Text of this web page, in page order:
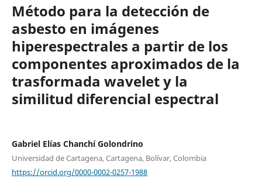
Método para la detección de
asbesto en imágenes
hiperespectrales a partir de los
componentes aproximados de la
trasformada wavelet y la
similitud diferencial espectral
Gabriel Elías Chanchí Golondrino
Universidad de Cartagena, Cartagena, Bolívar, Colombia
https://orcid.org/0000-0002-0257-1988